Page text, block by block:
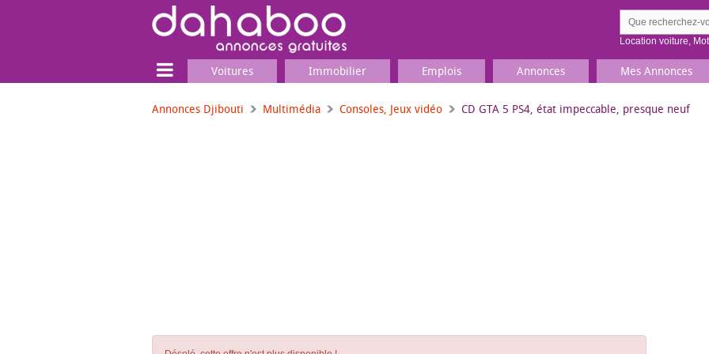
Location voiture,
Voitures Immobilier Emplois Annonces Mes Annonces
Annonces Djibouti Multimédia Consoles, Jeux vidéo CD GTA 5 PS4, état impeccable, presque neuf